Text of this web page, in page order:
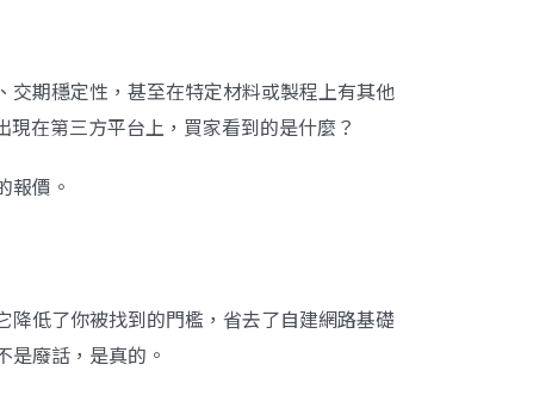
期穩定性，甚至在特定材料或製程上有其他
在第三方平台上，買家看到的是什麼？
報價。
低了你被找到的門檻，省去了自建網路基礎
是廢話，是真的。